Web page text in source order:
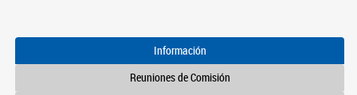
Información
Reuniones de Comisión